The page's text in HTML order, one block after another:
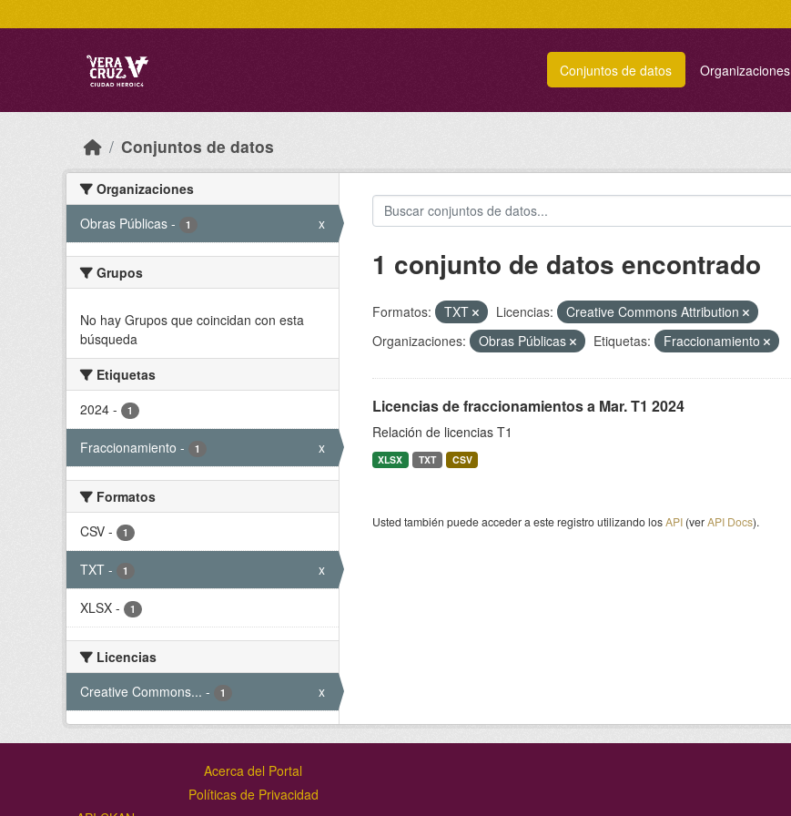
Conjuntos de datos Organizaciones
Conjuntos de datos
Organizaciones
Obras Públicas - 1 x
Grupos
No hay Grupos que coincidan con esta
búsqueda
Etiquetas
2024 - 1
Fraccionamiento - 1 x
Formatos
CSV - 1
TXT - 1 x
XLSX - 1
Licencias
Creative Commons... - 1 x
1 conjunto de datos encontrado
Formatos: TXT Licencias:
Creative Commons Attribution
Organizaciones:
Obras Públicas Etiquetas: Fraccionamiento
Licencias de fraccionamientos a Mar. T1 2024
Relación de licencias T1
XLSX TXT CSV
Usted también puede acceder a este registro utilizando losAPI(verAPI Docs).
Acerca del Portal
Políticas de Privacidad